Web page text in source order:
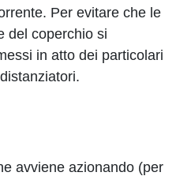
Per evitare che le
del coperchio si
in atto dei particolari
avviene azionando (per